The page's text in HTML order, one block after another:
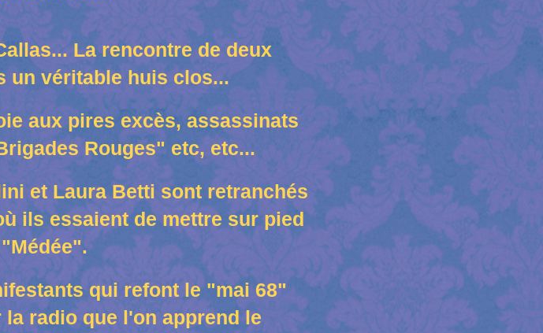
La rencontre de deux
un véritable huis clos...
aux pires excès, assassinats
Rouges" etc, etc...
et Laura Betti sont retranchés
ils essaient de mettre sur pied
qui refont le "mai 68"
radio que l'on apprend le